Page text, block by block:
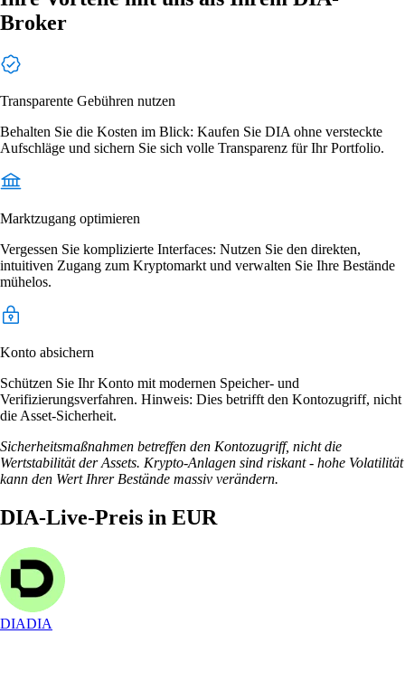
Broker
Transparente Gebühren nutzen
Behalten Sie die Kosten im Blick: Kaufen Sie DIA ohne versteckte
Aufschläge und sichern Sie sich volle Transparenz für Ihr Portfolio.
Marktzugang optimieren
Vergessen Sie komplizierte Interfaces: Nutzen Sie den direkten,
intuitiven Zugang zum Kryptomarkt und verwalten Sie Ihre Bestände
mühelos.
Konto absichern
Schützen Sie Ihr Konto mit modernen Speicher- und
Verifizierungsverfahren. Hinweis: Dies betrifft den Kontozugriff, nicht
die Asset-Sicherheit.
Sicherheitsmaßnahmen betreffen den Kontozugriff, nicht die
Wertstabilität der Assets. Krypto-Anlagen sind riskant - hohe Volatilität
kann den Wert Ihrer Bestände massiv verändern.
DIA-Live-Preis in EUR
DIADIA